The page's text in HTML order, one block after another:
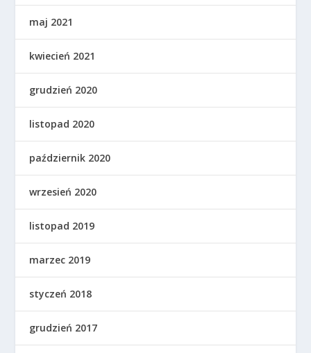
maj 2021
kwiecień 2021
grudzień 2020
listopad 2020
październik 2020
wrzesień 2020
listopad 2019
marzec 2019
styczeń 2018
grudzień 2017